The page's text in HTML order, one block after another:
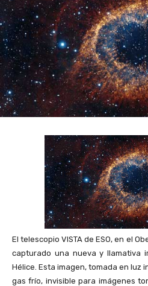
El telescopio VISTA de ESO, en el
capturado una nueva y llamativa
Hélice. Esta imagen, tomada en luz
gas frío, invisible para imágenes